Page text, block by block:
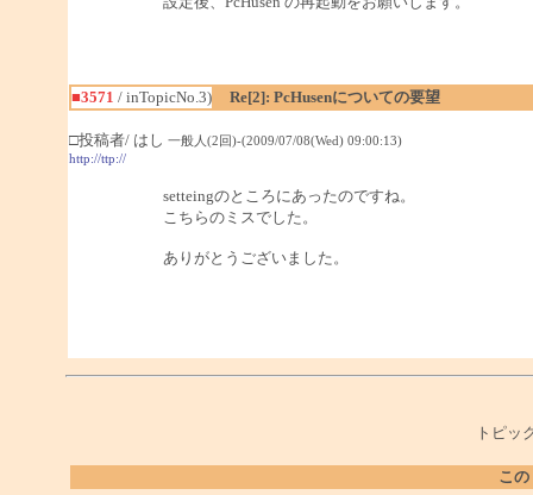
■3571 / inTopicNo.3) Re[2]: PcHusenについての要望
□投稿者/ はし 一般人(2回)-(2009/07/08(Wed) 09:00:13)
http://ttp://
setteingのところにあったのですね。
こちらのミスでした。
ありがとうございました。
トピッ
こ